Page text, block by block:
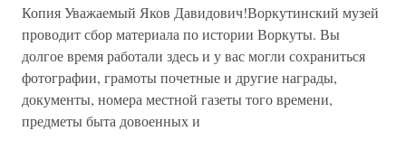
Копия Уважаемый Яков Давидович!Воркутинский музей
проводит сбор материала по истории Воркуты. Вы
долгое время работали здесь и у вас могли сохраниться
фотографии, грамоты почетные и другие награды,
документы, номера местной газеты того времени,
предметы быта довоенных и